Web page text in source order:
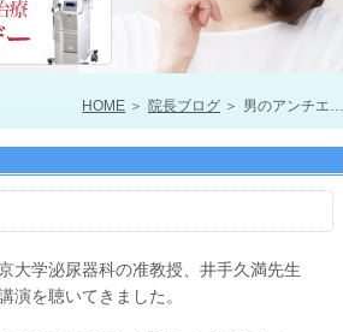
HOME 院長ブログ 男のアンチエイジング
大学泌尿器科の准教授、井手久満先生
演を聴いてきました。